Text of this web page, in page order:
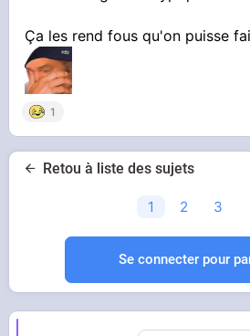
Ça les rend fous qu'on puisse
1
Retou à liste des sujets
1 2 3
Se connecter pour